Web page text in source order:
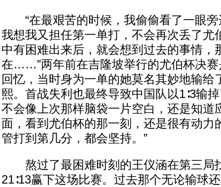
“在最艰苦的时候，我偷偷看了一眼旁
我想我又担任第一单打，不会再次丢了尤
中有困难出来后，就会想到过去的事情，
在……”两年前在吉隆坡举行的尤伯杯决赛
回忆，当时身为一单的她莫名其妙地输给
熙。首战失利也最终导致中国队以1∶3输
不会像上次那样脑袋一片空白，还是知道
面，看到尤伯杯的那一刻，还是很有动力
管打到第几分，都会坚持。”
熬过了最困难时刻的王仪涵在第三局
21∶13赢下这场比赛。过去那个无论输球